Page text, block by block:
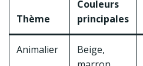
Thème
Couleurs
principales
Animalier
Beige,